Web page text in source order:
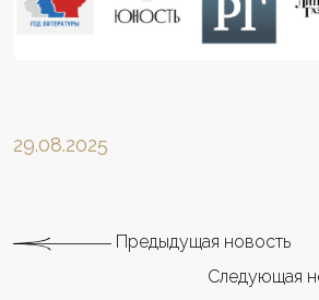
29.08.2025
Предыдущая новость
Следующая